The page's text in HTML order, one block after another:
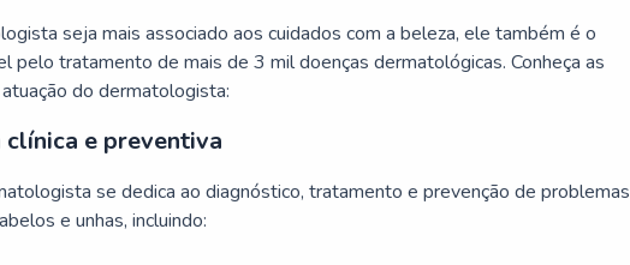
seja mais associado aos cuidados com a beleza, ele também é o
pelo tratamento de mais de 3 mil doenças dermatológicas. Conheça as
do dermatologista:
e preventiva
se dedica ao diagnóstico, tratamento e prevenção de problemas
e unhas, incluindo: